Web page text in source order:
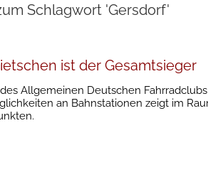
Schlagwort 'Gersdorf'
ist der Gesamtsieger
Allgemeinen Deutschen Fahrradclubs
an Bahnstationen zeigt im